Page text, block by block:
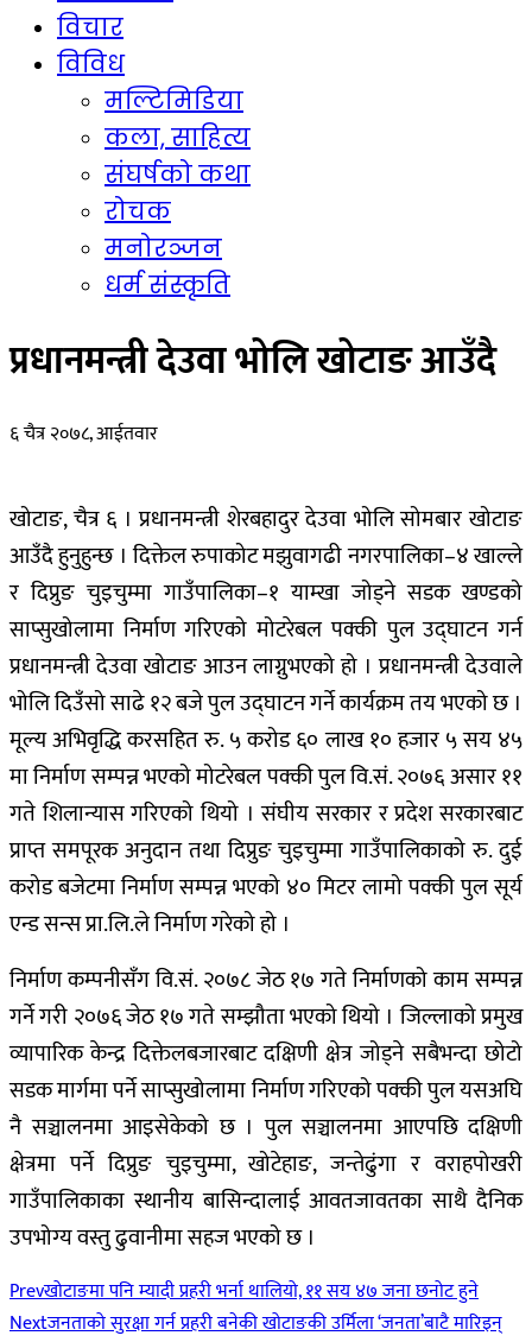
विचार
विविध
मल्टिमिडिया
कला, साहित्य
संघर्षको कथा
रोचक
मनोरञ्जन
धर्म संस्कृति
प्रधानमन्त्री देउवा भोलि खोटाङ आउँदै
६ चैत्र २०७८, आईतवार
खोटाङ, चैत्र ६ । प्रधानमन्त्री शेरबहादुर देउवा भोलि सोमबार खोटाङ
आउँदै हुनुहुन्छ । दिक्तेल रुपाकोट मझुवागढी नगरपालिका–४ खाल्ले
र दिप्रुङ चुइचुम्मा गाउँपालिका–१ याम्खा जोड्ने सडक खण्डको
साप्सुखोलामा निर्माण गरिएको मोटरेबल पक्की पुल उद्घाटन गर्न
प्रधानमन्त्री देउवा खोटाङ आउन लाग्नुभएको हो । प्रधानमन्त्री देउवाले
भोलि दिउँसो साढे १२ बजे पुल उद्घाटन गर्ने कार्यक्रम तय भएको छ ।
मूल्य अभिवृद्धि करसहित रु. ५ करोड ६० लाख १० हजार ५ सय ४५
मा निर्माण सम्पन्न भएको मोटरेबल पक्की पुल वि.सं. २०७६ असार ११
गते शिलान्यास गरिएको थियो । संघीय सरकार र प्रदेश सरकारबाट
प्राप्त समपूरक अनुदान तथा दिप्रुङ चुइचुम्मा गाउँपालिकाको रु. दुई
करोड बजेटमा निर्माण सम्पन्न भएको ४० मिटर लामो पक्की पुल सूर्य
एन्ड सन्स प्रा.लि.ले निर्माण गरेको हो ।
निर्माण कम्पनीसँग वि.सं. २०७८ जेठ १७ गते निर्माणको काम सम्पन्न
गर्ने गरी २०७६ जेठ १७ गते सम्झौता भएको थियो । जिल्लाको प्रमुख
व्यापारिक केन्द्र दिक्तेलबजारबाट दक्षिणी क्षेत्र जोड्ने सबैभन्दा छोटो
सडक मार्गमा पर्ने साप्सुखोलामा निर्माण गरिएको पक्की पुल यसअघि
नै सञ्चालनमा आइसेकेको छ । पुल सञ्चालनमा आएपछि दक्षिणी
क्षेत्रमा पर्ने दिप्रुङ चुइचुम्मा, खोटेहाङ, जन्तेढुंगा र वराहपोखरी
गाउँपालिकाका स्थानीय बासिन्दालाई आवतजावतका साथै दैनिक
उपभोग्य वस्तु ढुवानीमा सहज भएको छ ।
Prevखोटाङमा पनि म्यादी प्रहरी भर्ना थालियो, ११ सय ४७ जना छनोट हुने
Nextजनताको सुरक्षा गर्न प्रहरी बनेकी खोटाङकी उर्मिला ‘जनता’बाटै मारिइन्